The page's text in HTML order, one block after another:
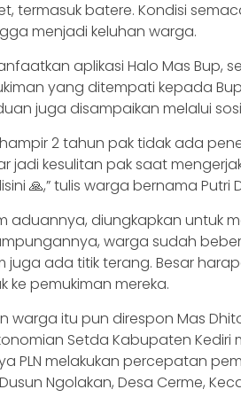
termasuk batere. Kondisi
menjadi keluhan warga.
aplikasi Halo Mas Bup,
yang ditempati kepada
juga disampaikan melalui
hampir 2 tahun pak tidak ada
jadi kesulitan pak saat
🙏,” tulis warga bernama
aduannya, diungkapkan untuk
warga sudah
juga ada titik terang. Besar
ke pemukiman mereka.
warga itu pun direspon Mas
Setda Kabupaten Kediri
PLN melakukan percepatan
Ngolakan, Desa Cerme,